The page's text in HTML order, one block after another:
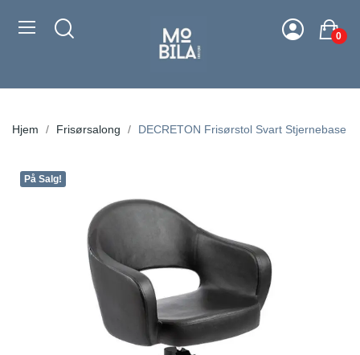
0
Hjem Frisørsalong DECRETON Frisørstol Svart Stjernebase
På Salg!